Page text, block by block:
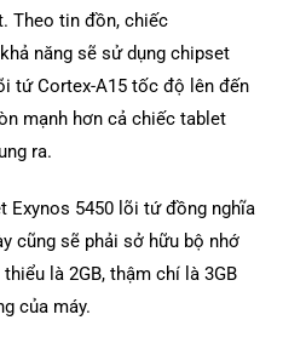
Theo tin đồn, chiếc
năng sẽ sử dụng chipset
tứ Cortex-A15 tốc độ lên đến
mạnh hơn cả chiếc tablet
ra.
Exynos 5450 lõi tứ đồng nghĩa
cũng sẽ phải sở hữu bộ nhớ
là 2GB, thậm chí là 3GB
của máy.